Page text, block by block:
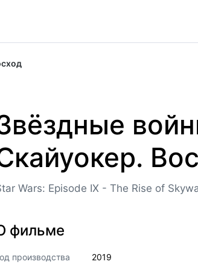
Wars: Episode IX - The Rise of
фильме
производства 2019